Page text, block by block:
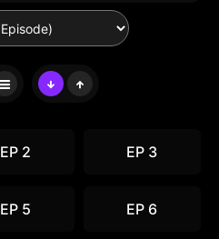
EP 2 EP 3
EP 5 EP 6